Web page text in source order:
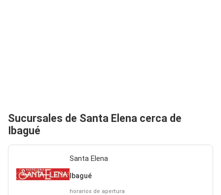
Sucursales de Santa Elena cerca de
Ibagué
Santa Elena
Ibagué
horarios de apertura